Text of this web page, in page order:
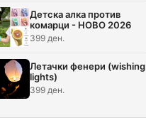
Детска алка против
комарци - НОВО 2026
399 ден.
Летачки фенери (wishing
lights)
399 ден.